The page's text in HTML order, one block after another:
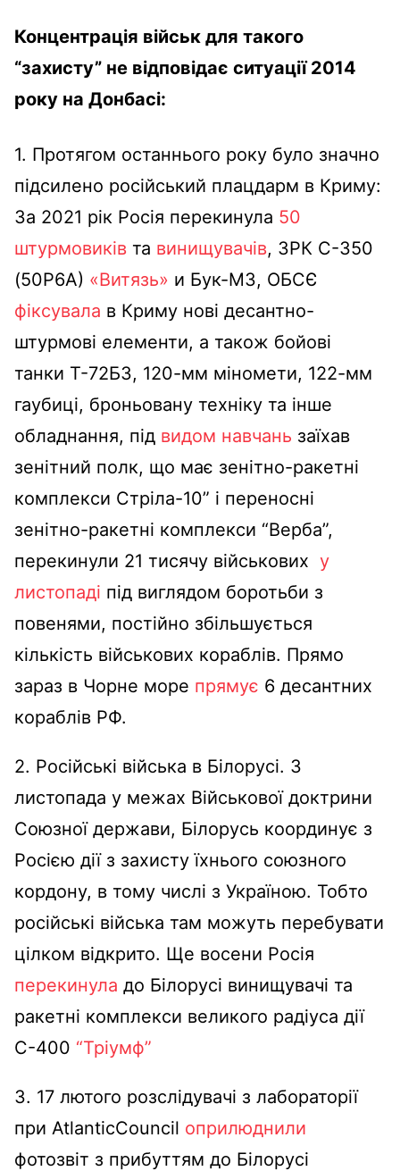
Концентрація військ для такого
“захисту” не відповідає ситуації 2014
року на Донбасі:
1. Протягом останнього року було значно
підсилено російський плацдарм в Криму:
За 2021 рік Росія перекинула 50
штурмовиків та винищувачів, ЗРК С-350
(50Р6А) «Витязь» и Бук-М3, ОБСЄ
фіксувала в Криму нові десантно-
штурмові елементи, а також бойові
танки Т-72Б3, 120-мм міномети, 122-мм
гаубиці, броньовану техніку та інше
обладнання, під видом навчань заїхав
зенітний полк, що має зенітно-ракетні
комплекси Стріла-10” і переносні
зенітно-ракетні комплекси “Верба”,
перекинули 21 тисячу військових у
листопаді під виглядом боротьби з
повенями, постійно збільшується
кількість військових кораблів. Прямо
зараз в Чорне море прямує 6 десантних
кораблів РФ.
2. Російські війська в Білорусі. З
листопада у межах Військової доктрини
Союзної держави, Білорусь координує з
Росією дії з захисту їхнього союзного
кордону, в тому числі з Україною. Тобто
російські війська там можуть перебувати
цілком відкрито. Ще восени Росія
перекинула до Білорусі винищувачі та
ракетні комплекси великого радіуса дії
С-400 “Тріумф”
3. 17 лютого розслідувачі з лабораторії
при AtlanticCouncil оприлюднили
фотозвіт з прибуттям до Білорусі